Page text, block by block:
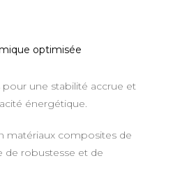
optimisée
pour une stabilité accrue et
énergétique.
matériaux composites de
de robustesse et de